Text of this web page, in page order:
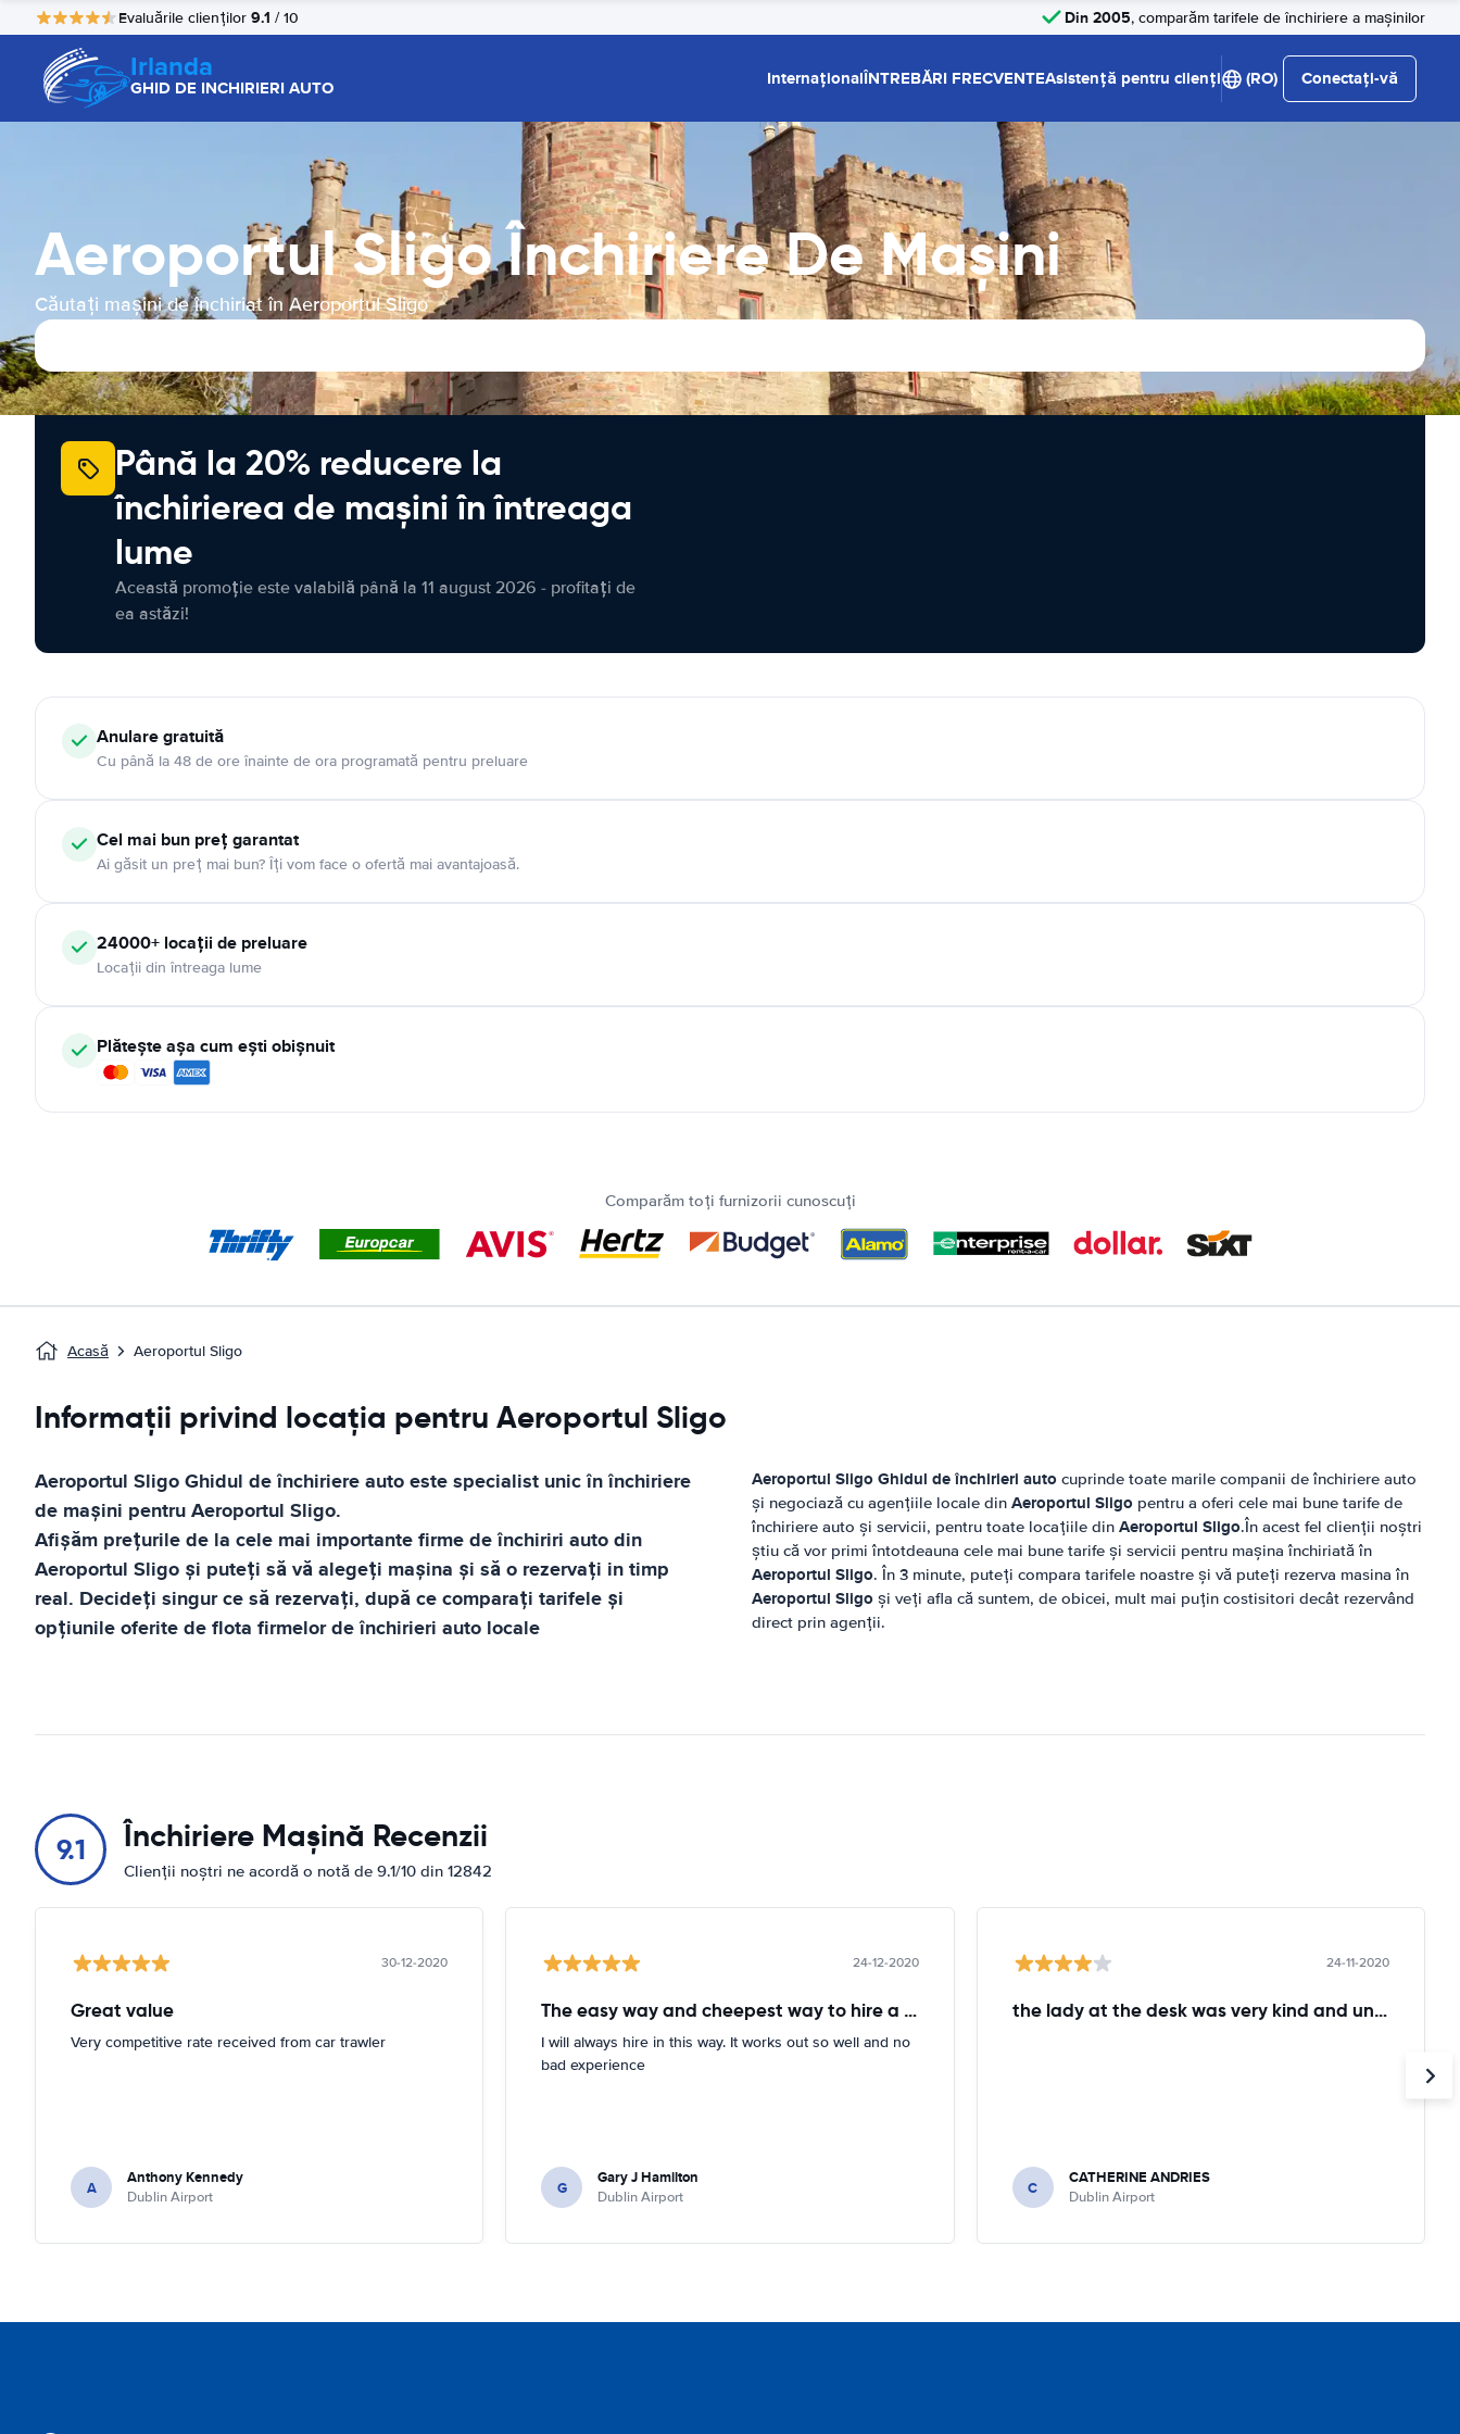
Evaluările clienților 9.1 / 10 Din 2005, comparăm tarifele de închiriere a mașinilor
Irlanda
GHID DE INCHIRIERI AUTO InternaționalÎNTREBĂRI FRECVENTEAsistență pentru clienți (RO) Conectați-vă
Aeroportul Sligo Închiriere De Maşini
Căutați mașini de închiriat în Aeroportul Sligo
Până la 20% reducere la
închirierea de mașini în întreaga
lume
Această promoție este valabilă până la 11 august 2026 - profitați de
ea astăzi!
Anulare gratuită
Cu până la 48 de ore înainte de ora programată pentru preluare
Cel mai bun preț garantat
Ai găsit un preț mai bun? Îți vom face o ofertă mai avantajoasă.
24000+ locații de preluare
Locații din întreaga lume
Plătește așa cum ești obișnuit
Comparăm toți furnizorii cunoscuți
Acasă Aeroportul Sligo
Informații privind locația pentru Aeroportul Sligo
Aeroportul SligoGhidul de închiriere autoeste specialist unic în închiriere
de mașini pentruAeroportul Sligo.
Afișăm prețurile de la cele mai importante firme de închiriri auto din
Aeroportul Sligo și puteți să vă alegeți mașina și să o rezervați in timp
real. Decideți singur ce să rezervați, după ce comparați tarifele și
opțiunile oferite de flota firmelor de închirieri auto locale
Aeroportul Sligo Ghidul de închirieri auto cuprinde toate marile companii de închiriere auto
și negociază cu agențiile locale din Aeroportul Sligo pentru a oferi cele mai bune tarife de
închiriere auto și servicii, pentru toate locațiile din Aeroportul Sligo.În acest fel clienții noștri
știu că vor primi întotdeauna cele mai bune tarife și servicii pentru mașina închiriată în
Aeroportul Sligo. În 3 minute, puteți compara tarifele noastre și vă puteți rezerva masina în
Aeroportul Sligo și veți afla că suntem, de obicei, mult mai puțin costisitori decât rezervând
direct prin agenții.
9.1 Închiriere Mașină Recenzii
Clienții noștri ne acordă o notă de 9.1/10 din 12842
30-12-2020
Great value
Very competitive rate received from car trawler
A Anthony Kennedy
Dublin Airport
24-12-2020
The easy way and cheepest way to hire a car
I will always hire in this way. It works out so well and no
bad experience
G Gary J Hamilton
Dublin Airport
24-11-2020
the lady at the desk was very kind and understanding!
C CATHERINE ANDRIES
Dublin Airport